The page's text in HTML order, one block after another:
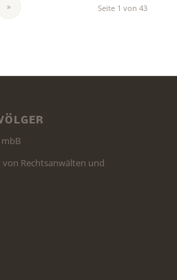
Seite 1 von 43
»
Rechtsanwälten und